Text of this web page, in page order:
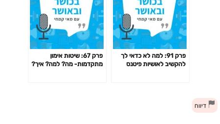
פרק 91: למה לא כדאי לך
להקשיב לאושיות פיטנס
פרק 67: שיטות אימון
מתקדמות- מה? למה? איך?
דיווח